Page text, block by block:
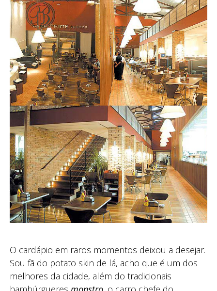
O cardápio em raros momentos deixou a desejar.
Sou fã do potato skin de lá, acho que é um dos
melhores da cidade, além do tradicionais